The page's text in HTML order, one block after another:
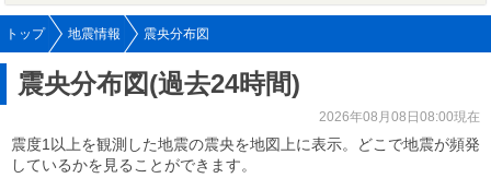
トップ 地震情報 震央分布図
震央分布図(過去24時間)
2026年08月08日08:00現在
震度1以上を観測した地震の震央を地図上に表示。どこで地震が頻発
しているかを見ることができます。